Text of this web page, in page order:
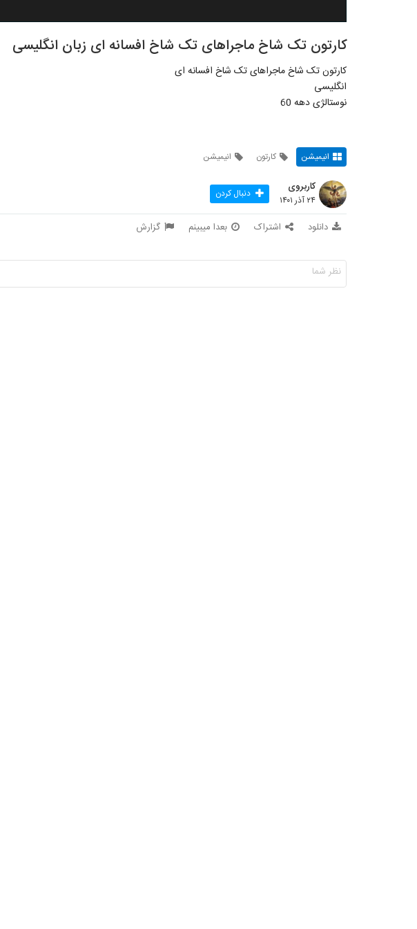
کارتون تک شاخ ماجراهای تک شاخ افسانه ای زبان انگلیسی
کارتون تک شاخ ماجراهای تک شاخ افسانه ای
انگلیسی
نوستالژی دهه 60
انیمیشن کارتون انیمیشن
کاربروی
۲۴ آذر ۱۴۰۱ دنبال کردن
دانلود اشتراک بعدا میبینم گزارش